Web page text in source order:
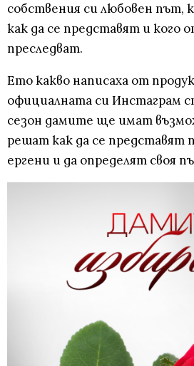
собствения си любовен път,
как да се представят и кого
преследват.
Ето какво написаха от
официалната си Инстаграм
сезон дамите ще имат
решат как да се представят
ергени и да определят своя